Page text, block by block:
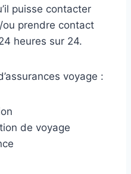
puisse contacter
prendre contact
heures sur 24.
voyage :
de voyage